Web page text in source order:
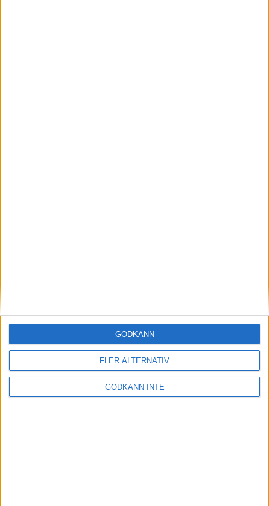
FLER ALTERNATIV
GODKÄNN INTE
GODKÄNN
Besöksadress
Skansbrogatan 7
118 60 Stockholm